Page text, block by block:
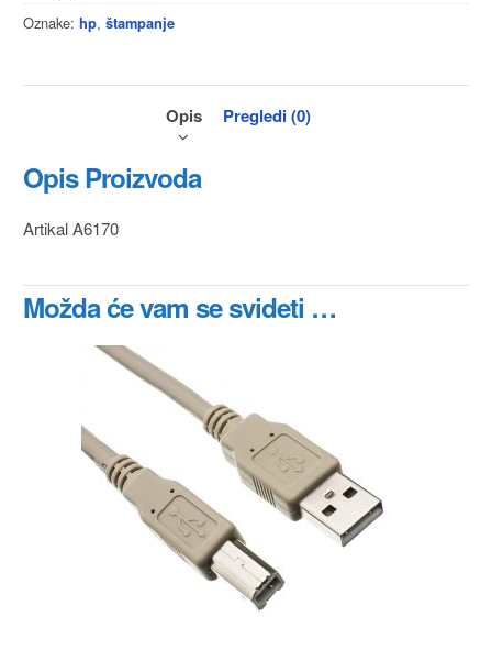
Oznake: hp, štampanje
Opis Pregledi (0)
Opis Proizvoda
Artikal A6170
Možda će vam se svideti …